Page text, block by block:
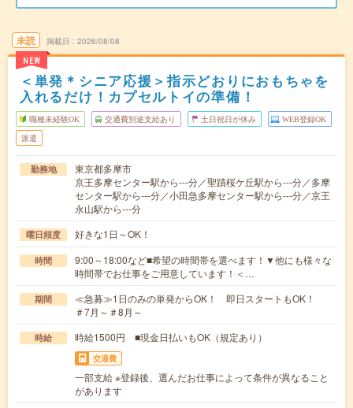
未読
NEW
掲載日 2026/08/08
＜単発＊シニア応援＞指示どおりにおもちゃを
入れるだけ！カプセルトイの準備！
職種未経験OK 交通費別途支給あり 土日祝日が休み WEB登録OK
派遣
勤務地
東京都多摩市
京王多摩センター駅から---分／聖蹟桜ケ丘駅から---分／多摩
センター駅から---分／小田急多摩センター駅から---分／京王
永山駅から---分
曜日頻度 好きな1日～OK！
時間
9:00～18:00など■希望の時間帯を選べます！▼他にも様々な
時間帯でお仕事をご用意しています！＜…
期間
≪急募≫1日のみの単発からOK！ 即日スタートもOK！
＃7月～＃8月～
時給 時給1500円 ■現金日払いもOK（規定あり）
交通費
一部支給 ※登録後、選んだお仕事によって条件が異なること
があります